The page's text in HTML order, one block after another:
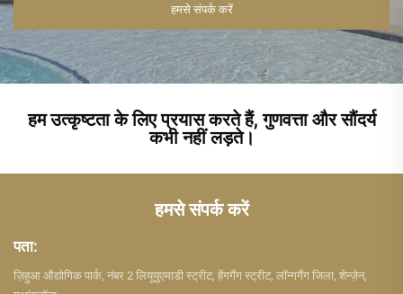
हमसे संपर्क करें
हम उत्कृष्टता के लिए प्रयास करते हैं, गुणवत्ता और सौंदर्य
कभी नहीं लड़ते।
हमसे संपर्क करें
पता:
ज़िहुआ औद्योगिक पार्क, नंबर 2 लियूयुएमाडी स्ट्रीट, हेंगगैंग स्ट्रीट, लॉन्गगैंग जिला, शेन्ज़ेन,